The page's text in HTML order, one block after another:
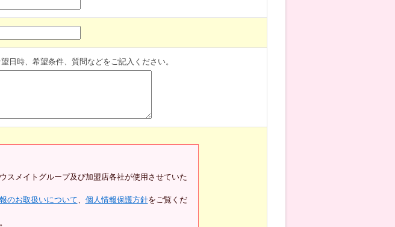
日時、希望条件、質問などをご記入ください。
スメイトグループ及び加盟店各社が使用させていた
のお取扱いについて、 個人情報保護方針をご覧くだ